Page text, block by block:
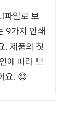
파일로 보
9가지 인쇄
. 제품의 첫
에 따라 브
요. 😊